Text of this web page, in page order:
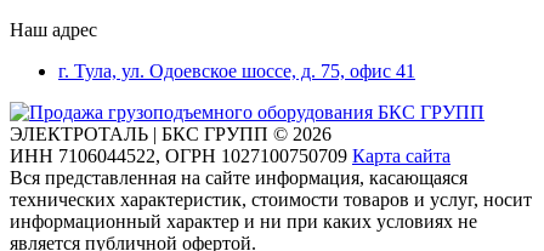
Наш адрес
г. Тула, ул. Одоевское шоссе, д. 75, офис 41
ЭЛЕКТРОТАЛЬ | БКС ГРУПП © 2026
ИНН 7106044522, ОГРН 1027100750709 Карта сайта
Вся представленная на сайте информация, касающаяся
технических характеристик, стоимости товаров и услуг, носит
информационный характер и ни при каких условиях не
является публичной офертой.